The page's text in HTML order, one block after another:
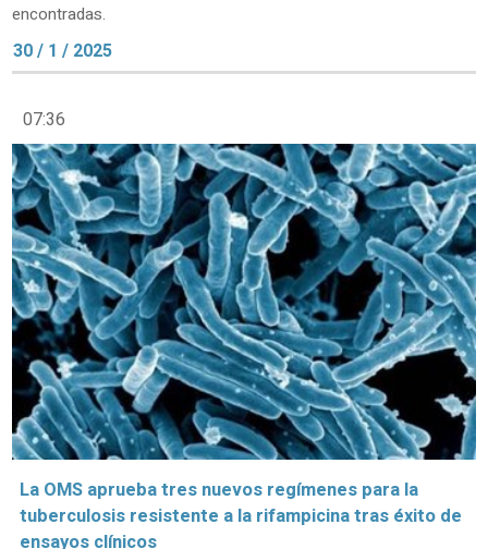
encontradas.
30 / 1 / 2025
07:36
La OMS aprueba tres nuevos regímenes para la
tuberculosis resistente a la rifampicina tras éxito de
ensayos clínicos